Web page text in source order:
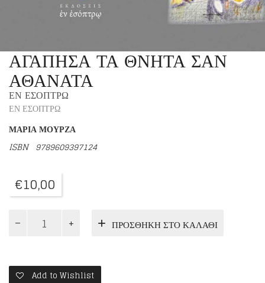
ΑΓΑΠΗΣΑ ΤΑ ΘΝΗΤΑ ΣΑΝ
ΑΘΑΝΑΤΑ
ΕΝ ΕΣΟΠΤΡΩ
ΕΝ ΕΣΟΠΤΡΩ
ΜΑΡΙΑ ΜΟΥΡΖΑ
ISBN 9789609397124
€10,00
ΤΑ
ΑΘΑΝΑΤΑ
ποσότητα
ΠΡΟΣΘΉΚΗ ΣΤΟ ΚΑΛΆΘΙ
Add to Wishlist